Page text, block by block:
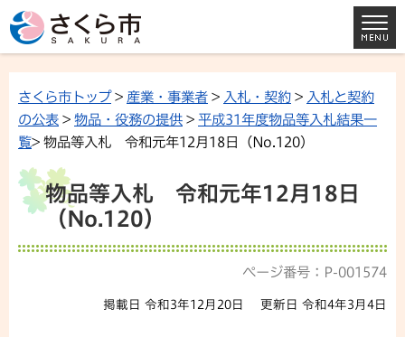
さくら市トップ> 産業・事業者 > 入札・契約 > 入札と契約
の公表 > 物品・役務の提供 > 平成31年度物品等入札結果一
覧> 物品等入札 令和元年12月18日（No.120）
物品等入札 令和元年12月18日
（No.120）
ページ番号：P-001574
掲載日 令和3年12月20日 更新日 令和4年3月4日